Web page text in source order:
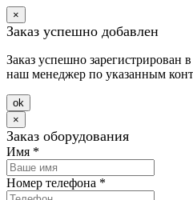
×
Заказ успешно добавлен
Заказ успешно зарегистрирован
наш менеджер по указанным
оk
×
Заказ оборудования
Имя *
Номер телефона *